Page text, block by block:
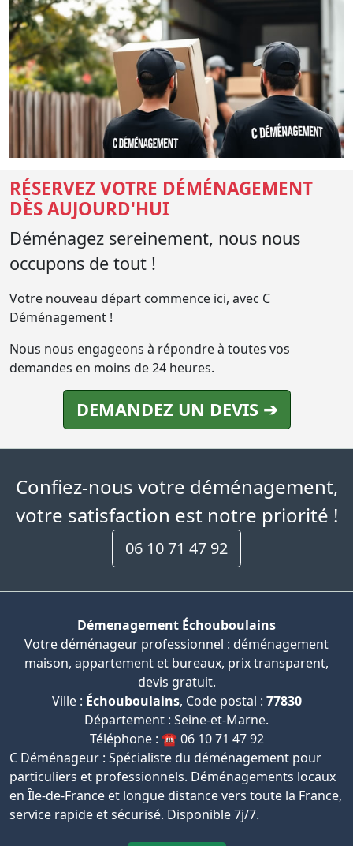
RÉSERVEZ VOTRE DÉMÉNAGEMENT
DÈS AUJOURD'HUI
Déménagez sereinement, nous nous
occupons de tout !
Votre nouveau départ commence ici, avec C
Déménagement !
Nous nous engageons à répondre à toutes vos
demandes en moins de 24 heures.
DEMANDEZ UN DEVIS ➔
Confiez-nous votre déménagement,
votre satisfaction est notre priorité !
06 10 71 47 92
Démenagement Échouboulains
Votre déménageur professionnel : déménagement
maison, appartement et bureaux, prix transparent,
devis gratuit.
Ville : Échouboulains, Code postal : 77830
Département : Seine-et-Marne.
Téléphone : ☎️ 06 10 71 47 92
C Déménageur : Spécialiste du déménagement pour
particuliers et professionnels. Déménagements locaux
en Île-de-France et longue distance vers toute la France,
service rapide et sécurisé. Disponible 7j/7.